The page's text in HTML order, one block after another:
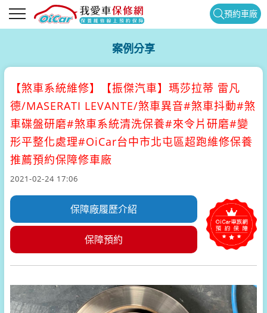
預約車廠
案例分享
【煞車系統維修】
【振傑汽車】瑪莎拉蒂 雷凡
德/MASERATI LEVANTE/煞車異音#煞車抖動#煞
車碟盤研磨#煞車系統清洗保養#來令片研磨#變
形平整化處理#OiCar台中市北屯區超跑維修保養
推薦預約保障修車廠
2021-02-24 17:06
保障廠履歷介紹
保障預約